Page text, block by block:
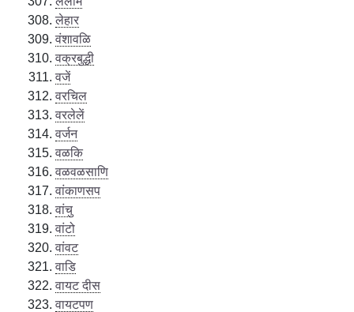
लेहार
वंशावळि
वक्रबुद्धी
वजें
वरचिल
वरलेलें
वर्जन
वळकि
वळवळसाणि
वांकाणसप
वांचु
वांटो
वांवट
वाडि
वायट दीस
वायटपण